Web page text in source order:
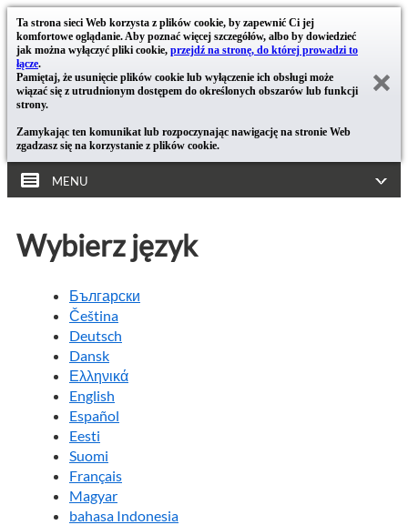
Ta strona sieci Web korzysta z plików cookie, by zapewnić Ci jej
komfortowe oglądanie. Aby poznać więcej szczegółów, albo by dowiedzieć
jak można wyłączyć pliki cookie, przejdź na stronę, do której prowadzi to
łącze.
Pamiętaj, że usunięcie plików cookie lub wyłączenie ich obsługi może
wiązać się z utrudnionym dostępem do określonych obszarów lub funkcji
strony.
Zamykając ten komunikat lub rozpoczynając nawigację na stronie Web
zgadzasz się na korzystanie z plików cookie.
MENU
Wybierz język
Български
Čeština
Deutsch
Dansk
Ελληνικά
English
Español
Eesti
Suomi
Français
Magyar
bahasa Indonesia